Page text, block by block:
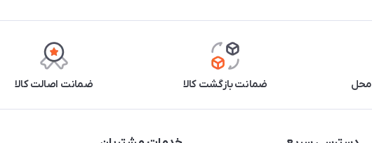
محل ضمانت بازگشت کالا ضمانت اصالت کالا